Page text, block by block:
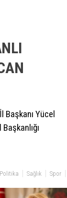
Başkanı Yücel
Politika Sağlık Spor